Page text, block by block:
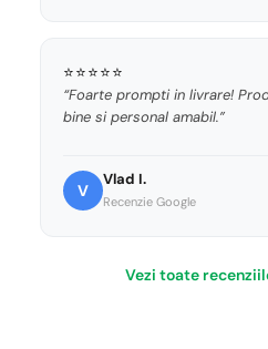
⭐⭐⭐⭐⭐
“Foarte prompti in livrare!
bine si personal amabil.”
V
Vlad I.
Recenzie Google
Vezi toate